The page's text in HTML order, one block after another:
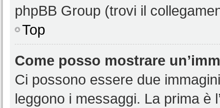
phpBB Group (trovi il
Top
Come posso mostrare
Ci possono essere due
leggono i messaggi. La prima è